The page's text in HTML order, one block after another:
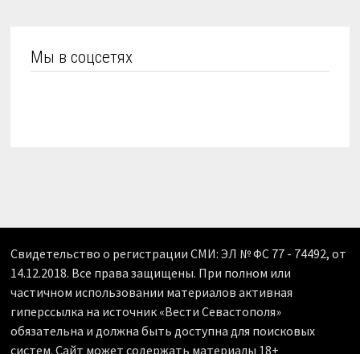
Мы в соцсетях
Свидетельство о регистрации СМИ: ЭЛ № ФС 77 - 74492, от
14.12.2018. Все права защищены. При полном или
частичном использовании материалов активная
гиперссылка на источник «Вести Севастополя»
обязательна и должна быть доступна для поисковых
систем. Сайт может содержать материалы 18+